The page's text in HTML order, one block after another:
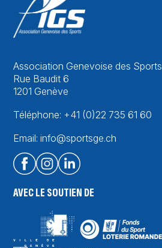
Association Genevoise des Sports
Rue Baudit 6
1201 Genève
Téléphone: +41 (0)22 735 61 60
Email: info@sportsge.ch
AVEC LE SOUTIEN DE